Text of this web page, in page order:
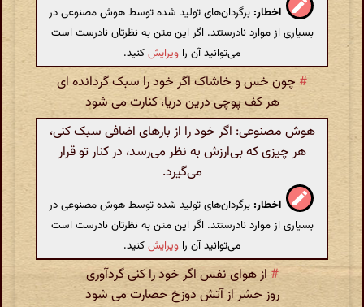
اخطار: برگردان‌های تولید شده توسط هوش مصنوعی در
بسیاری از موارد نادرستند. اگر این متن به نظرتان نادرست است
می‌توانید آن را ویرایشکنید.
# چون خس و خاشاک اگر خود را سبک گردانده ای
هر کف پوچی درین دریا، کنارت می شود
هوش مصنوعی: اگر خود را از بارهای اضافی سبک کنی،
هر چیزی که بی‌ارزش به نظر می‌رسد، در کنار تو قرار
می‌گیرد.
اخطار: برگردان‌های تولید شده توسط هوش مصنوعی در
بسیاری از موارد نادرستند. اگر این متن به نظرتان نادرست است
می‌توانید آن را ویرایشکنید.
#از هوای نفس اگر خود را کنی گردآوری
روز حشر از آتش دوزخ حصارت می شود